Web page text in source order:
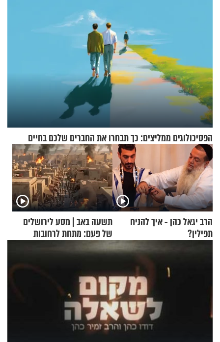
הפסיכולוגים ממליצים: כך תבחרו את החברים שלכם בחיים
הרב יגאל כהן - איך להניח
תפילין?
תשעה באב | מסע לירושלים
של פעם: מתחת לרחובות
ירושלים